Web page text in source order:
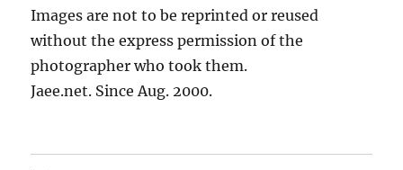
Images are not to be reprinted or reused
without the express permission of the
photographer who took them.
Jaee.net. Since Aug. 2000.